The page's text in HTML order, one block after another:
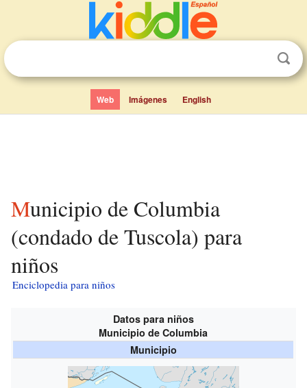
Web Imágenes English
Municipio de Columbia
(condado de Tuscola) para
niños
Enciclopedia para niños
Datos para niños
Municipio de Columbia
Municipio